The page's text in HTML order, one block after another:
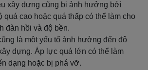
xây dựng cũng bị ảnh hưởng bởi
quá cao hoặc quá thấp có thể làm cho
đàn hồi và độ bền.
là một yếu tố ảnh hưởng đến độ
dựng. Áp lực quá lớn có thể làm
dạng hoặc bị phá vỡ.